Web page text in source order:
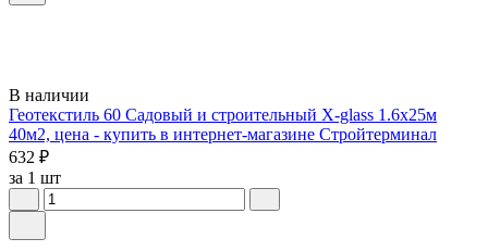
В наличии
Геотекстиль 60 Садовый и строительный X-glass 1.6х25м
40м2, цена - купить в интернет-магазине Стройтерминал
632 ₽
за 1 шт